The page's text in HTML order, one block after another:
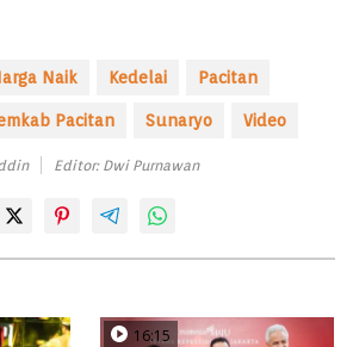
Naik Kedelai Pacitan
Pacitan Sunaryo Video
Editor: Dwi Purnawan
16:15